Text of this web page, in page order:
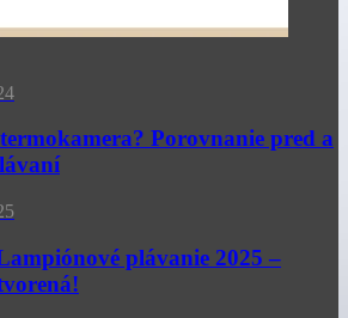
Porovnanie pred a
plávanie 2025 –